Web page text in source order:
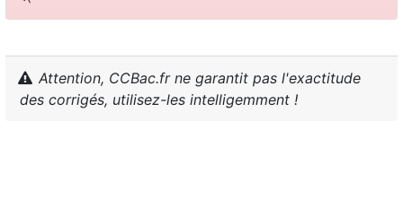
Attention, CCBac.fr ne garantit pas l'exactitude
des corrigés, utilisez-les intelligemment !